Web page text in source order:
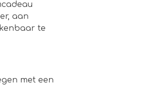
aan
te
met een